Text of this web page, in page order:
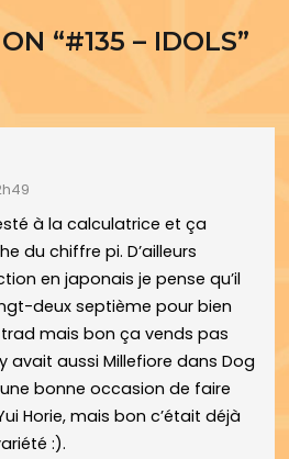
“#135 – IDOLS”
à la calculatrice et ça
du chiffre pi. D’ailleurs
en japonais je pense qu’il
deux septième pour bien
mais bon ça vends pas
avait aussi Millefiore dans Dog
bonne occasion de faire
Horie, mais bon c’était déjà
:).